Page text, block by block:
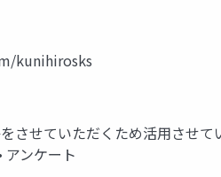
kunihirosks
させていただくため活用させて
ンケート